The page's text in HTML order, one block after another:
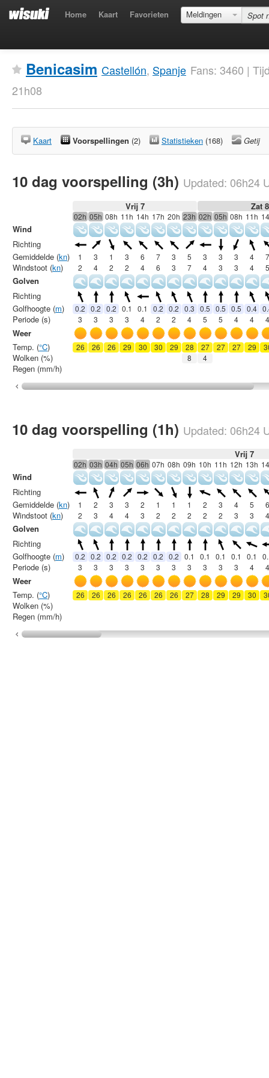
Home Kaart Favorieten Meldingen
Benicasim Castellón, Spanje Fans: 3460 |
21h08
Kaart Voorspellingen (2) Statistieken (168) Getij
10 dag voorspelling (3h) Updated: 06h24
Vrij 7 Zat 8
02h 05h 08h 11h 14h 17h 20h 23h 02h 05h 08h 11h
1 3 1 3 6 7 3 5 3 3 3 4
7
2
4 2 2 4 6 3 7 4 3 3 4 5
0.2 0.2 0.2 0.1 0.1 0.2 0.2 0.3 0.5 0.5 0.5 0.4
3
3 3 3 4 2 2 4 5 5 4 4 4
26 26 26 29 30 30 29 28 27 27 27 29
8
4
Wind
Richting
Gemiddelde (kn)
Windstoot (kn)
Golven
Richting
Golfhoogte (m)
Periode (s)
Weer
Temp. (°C)
Wolken (%)
Regen (mm/h)
10 dag voorspelling (1h) Updated: 06h24
Vrij 7
02h 03h 04h 05h 06h 07h 08h 09h 10h 11h 12h 13h
1 2 3 3 2 1 1 1 2 3 4 5
6
2
3 4 4 3 2 2 2 2 2 3 3 4
0.2 0.2 0.2 0.2 0.2 0.2 0.2 0.1 0.1 0.1 0.1 0.1
3
3 3 3 3 3 3 3 3 3 3 4 4
26 26 26 26 26 26 26 27 28 29 29 30
Wind
Richting
Gemiddelde (kn)
Windstoot (kn)
Golven
Richting
Golfhoogte (m)
Periode (s)
Weer
Temp. (°C)
Wolken (%)
Regen (mm/h)